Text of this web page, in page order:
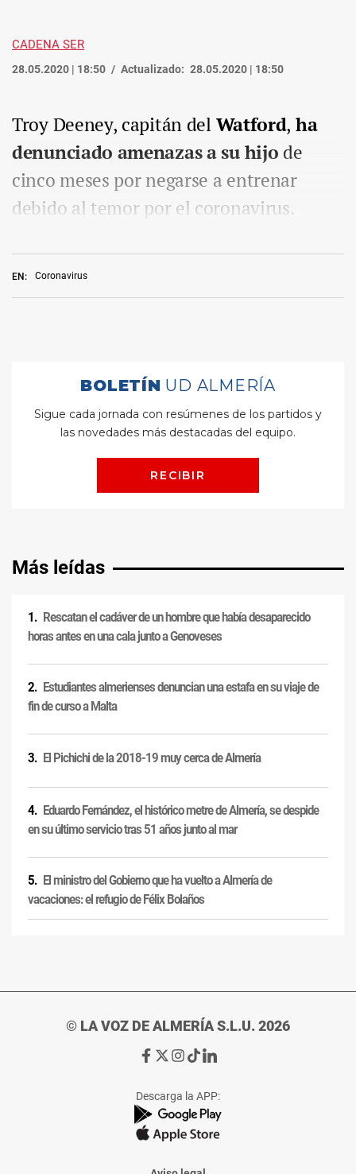
CADENA SER
28.05.2020 | 18:50 Actualizado: 28.05.2020 | 18:50
EN: Coronavirus
Troy Deeney, capitán del Watford, ha
denunciado amenazas a su hijo de
cinco meses por negarse a entrenar
debido al temor por el coronavirus.
Más leídas
Rescatan el cadáver de un hombre que había desaparecido
horas antes en una cala junto a Genoveses
Estudiantes almerienses denuncian una estafa en su viaje de
fin de curso a Malta
El Pichichi de la 2018-19 muy cerca de Almería
Eduardo Fernández, el histórico metre de Almería, se despide
en su último servicio tras 51 años junto al mar
El ministro del Gobierno que ha vuelto a Almería de
vacaciones: el refugio de Félix Bolaños
© LA VOZ DE ALMERÍA S.L.U. 2026
Ir
de
La
Voz
Almería
Ir
de
La
Voz
Almería
Ir
de
La
Voz
Almería
Ir
de
La
Voz
Almería
Ir
de
La
Voz
Descarga la APP: